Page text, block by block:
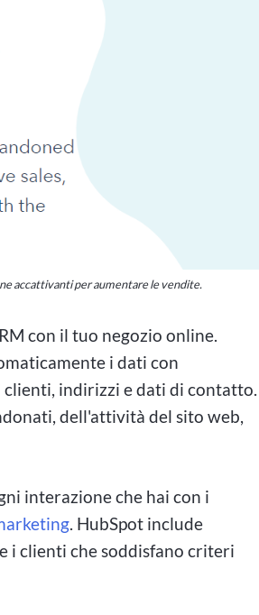
un'esperienza di gioco sicura
in gioco in Canada,
in gioco sulla
una notevole attenzione negli
attività di scommesse ad alto
Queste sale da gioco
possono scommettere
preoccupazioni riguardo
rischio, portando a difficoltà
affrontare queste sfide, in
supporto per promuovere
accattivanti per aumentare le vendite.
con il tuo negozio online.
i dati con
indirizzi e dati di contatto.
dell'attività del sito web,
interazione che hai con i
. HubSpot include
i clienti che soddisfano criteri